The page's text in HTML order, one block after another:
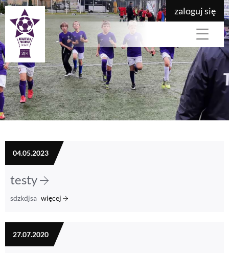
zaloguj się
04.05.2023
testy
sdzkdjsa więcej
27.07.2020